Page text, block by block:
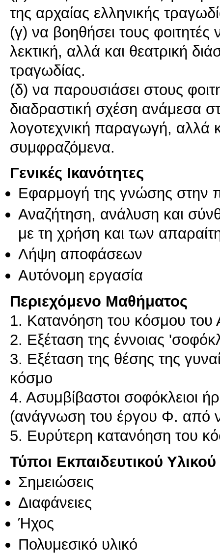
της αρχαίας ελληνικής
(γ) να βοηθήσει τους
λεκτική, αλλά και θεατρική
τραγωδίας.
(δ) να παρουσιάσει στους
διαδραστική σχέση ανάμεσα
λογοτεχνική παραγωγή, αλλά
συμφραζόμενα.
Γενικές Ικανότητες
Εφαρμογή της γνώσης στην
Αναζήτηση, ανάλυση και
με τη χρήση και των
Λήψη αποφάσεων
Αυτόνομη εργασία
Περιεχόμενο Μαθήματος
1. Κατανόηση του κόσμου του
2. Εξέταση της έννοιας
3. Εξέταση της θέσης της
κόσμο
4. Ασυμβίβαστοι σοφόκλειοι
(ανάγνωση του έργου Φ. από
Τύποι Εκπαιδευτικού Υλικού
Σημειώσεις
Διαφάνειες
Ήχος
Πολυμεσικό υλικό